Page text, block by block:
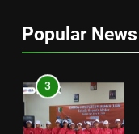
Popular News
3
25